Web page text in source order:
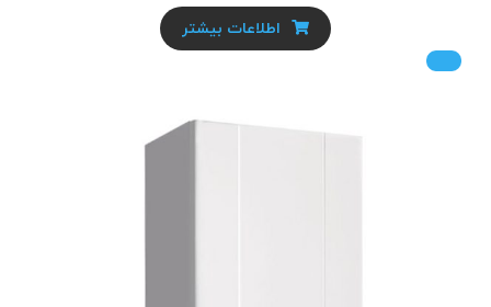
اطلاعات بیشتر